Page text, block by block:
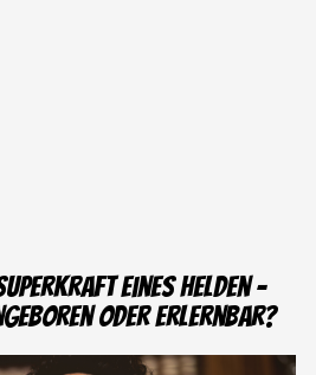
eines Helden -
oder erlernbar?